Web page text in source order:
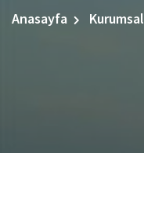
Anasayfa Kurumsal